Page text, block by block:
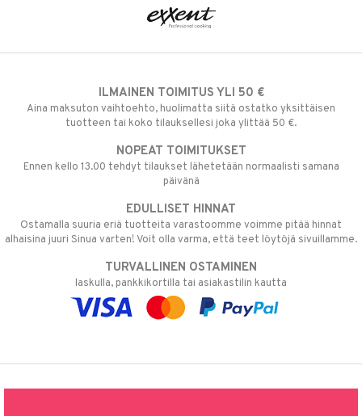
ILMAINEN TOIMITUS YLI 50 €
Aina maksuton vaihtoehto, huolimatta siitä ostatko yksittäisen
tuotteen tai koko tilauksellesi joka ylittää 50 €.
NOPEAT TOIMITUKSET
Ennen kello 13.00 tehdyt tilaukset lähetetään normaalisti samana
päivänä
EDULLISET HINNAT
Ostamalla suuria eriä tuotteita varastoomme voimme pitää hinnat
alhaisina juuri Sinua varten! Voit olla varma, että teet löytöjä sivuillamme.
TURVALLINEN OSTAMINEN
laskulla, pankkikortilla tai asiakastilin kautta